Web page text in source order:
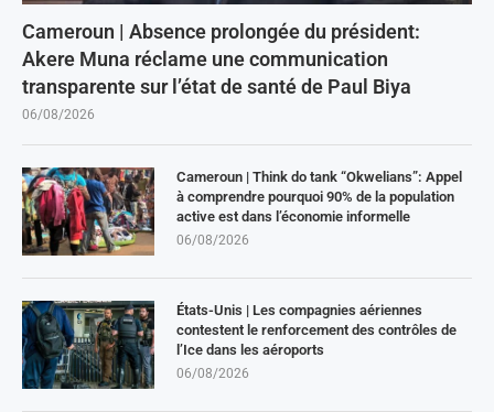
Cameroun | Absence prolongée du président:
Akere Muna réclame une communication
transparente sur l’état de santé de Paul Biya
06/08/2026
Cameroun | Think do tank “Okwelians”: Appel
à comprendre pourquoi 90% de la population
active est dans l’économie informelle
06/08/2026
États-Unis | Les compagnies aériennes
contestent le renforcement des contrôles de
l’Ice dans les aéroports
06/08/2026